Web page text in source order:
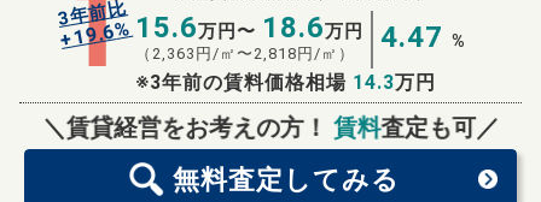
3年前比
+19.6%15.6万円〜 18.6万円
（ 2,363 円/㎡〜2,818 円/㎡） 4.47 %
※3年前の賃料価格相場 14.3万円
＼賃貸経営をお考えの方！ 賃料査定も可／
無料査定 してみる
無料査定スタート！